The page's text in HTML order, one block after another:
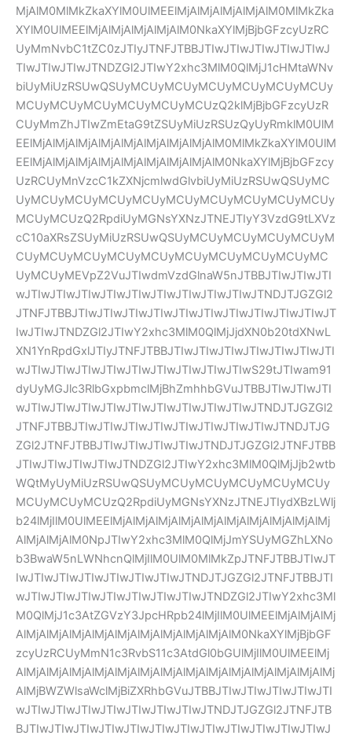
MjAlM0MlMkZkaXYlM0UlMEElMjAlMjAlMjAlMjAlM0MlMkZka
XYlM0UlMEElMjAlMjAlMjAlMjAlM0NkaXYlMjBjbGFzcyUzRC
UyMmNvbC1tZC0zJTIyJTNFJTBBJTIwJTIwJTIwJTIwJTIwJ
TIwJTIwJTIwJTNDZGl2JTIwY2xhc3MlM0QlMjJ1cHMtaWNv
biUyMiUzRSUwQSUyMCUyMCUyMCUyMCUyMCUyMCUy
MCUyMCUyMCUyMCUyMCUyMCUzQ2klMjBjbGFzcyUzR
CUyMmZhJTIwZmEtaG9tZSUyMiUzRSUzQyUyRmklM0UlM
EElMjAlMjAlMjAlMjAlMjAlMjAlMjAlMjAlM0MlMkZkaXYlM0UlM
EElMjAlMjAlMjAlMjAlMjAlMjAlMjAlMjAlM0NkaXYlMjBjbGFzcy
UzRCUyMnVzcC1kZXNjcmlwdGlvbiUyMiUzRSUwQSUyMC
UyMCUyMCUyMCUyMCUyMCUyMCUyMCUyMCUyMCUy
MCUyMCUzQ2RpdiUyMGNsYXNzJTNEJTIyY3VzdG9tLXVz
cC10aXRsZSUyMiUzRSUwQSUyMCUyMCUyMCUyMCUyM
CUyMCUyMCUyMCUyMCUyMCUyMCUyMCUyMCUyMC
UyMCUyMEVpZ2VuJTIwdmVzdGlnaW5nJTBBJTIwJTIwJTI
wJTIwJTIwJTIwJTIwJTIwJTIwJTIwJTIwJTIwJTNDJTJGZGl2
JTNFJTBBJTIwJTIwJTIwJTIwJTIwJTIwJTIwJTIwJTIwJTIwJT
IwJTIwJTNDZGl2JTIwY2xhc3MlM0QlMjJjdXN0b20tdXNwL
XN1YnRpdGxlJTIyJTNFJTBBJTIwJTIwJTIwJTIwJTIwJTIwJTI
wJTIwJTIwJTIwJTIwJTIwJTIwJTIwJTIwJTIwS29tJTIwam91
dyUyMGJlc3RlbGxpbmclMjBhZmhhbGVuJTBBJTIwJTIwJTI
wJTIwJTIwJTIwJTIwJTIwJTIwJTIwJTIwJTIwJTNDJTJGZGl2
JTNFJTBBJTIwJTIwJTIwJTIwJTIwJTIwJTIwJTIwJTNDJTJG
ZGl2JTNFJTBBJTIwJTIwJTIwJTIwJTNDJTJGZGl2JTNFJTBB
JTIwJTIwJTIwJTIwJTNDZGl2JTIwY2xhc3MlM0QlMjJjb2wtb
WQtMyUyMiUzRSUwQSUyMCUyMCUyMCUyMCUyMCUy
MCUyMCUyMCUzQ2RpdiUyMGNsYXNzJTNEJTIydXBzLWlj
b24lMjIlM0UlMEElMjAlMjAlMjAlMjAlMjAlMjAlMjAlMjAlMjAlMj
AlMjAlMjAlM0NpJTIwY2xhc3MlM0QlMjJmYSUyMGZhLXNo
b3BwaW5nLWNhcnQlMjIlM0UlM0MlMkZpJTNFJTBBJTIwJT
IwJTIwJTIwJTIwJTIwJTIwJTIwJTNDJTJGZGl2JTNFJTBBJTI
wJTIwJTIwJTIwJTIwJTIwJTIwJTIwJTNDZGl2JTIwY2xhc3Ml
M0QlMjJ1c3AtZGVzY3JpcHRpb24lMjIlM0UlMEElMjAlMjAlMj
AlMjAlMjAlMjAlMjAlMjAlMjAlMjAlMjAlMjAlM0NkaXYlMjBjbGF
zcyUzRCUyMmN1c3RvbS11c3AtdGl0bGUlMjIlM0UlMEElMj
AlMjAlMjAlMjAlMjAlMjAlMjAlMjAlMjAlMjAlMjAlMjAlMjAlMjAlMj
AlMjBWZWlsaWclMjBiZXRhbGVuJTBBJTIwJTIwJTIwJTIwJTI
wJTIwJTIwJTIwJTIwJTIwJTIwJTIwJTNDJTJGZGl2JTNFJTB
BJTIwJTIwJTIwJTIwJTIwJTIwJTIwJTIwJTIwJTIwJTIwJTIwJ